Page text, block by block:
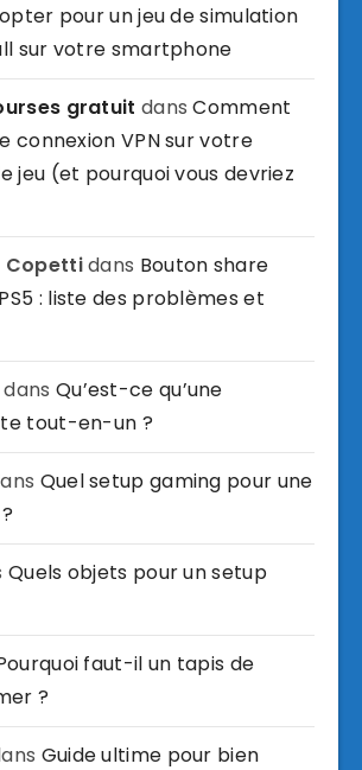
pour un jeu de simulation
sur votre smartphone
gratuit dansComment
connexion VPN sur votre
jeu (et pourquoi vous devriez
Copettidans Bouton share
: liste des problèmes et
dans Qu’est-ce qu’une
tout-en-un ?
Quel setup gaming pour une
Quels objets pour un setup
faut-il un tapis de
?
Guide ultime pour bien